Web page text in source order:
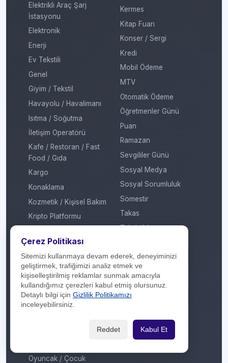
Elektrikli Araç Şarj
İstasyonu
Elektronik
Enerji
Ev Tekstili
Genel
Giyim / Tekstil
Havayolu / Havalimanı
Isıtma / Soğutma
İletişim Operatörü
Kafe / Restoran / Fast
Food / Gıda
Kargo
Konaklama
Kozmetik / Kişisel Bakım
Kripto Platformu
Kültür / Sanat
Market
Mobil Uygulama
Mobilya / Dekorasyon
Mutfak Gereçleri /
Oyuncak / Çocuk
Kermes
Kitap Fuarı
Konser / Sergi
Kredi
Mobil Ödeme
MTV
Otomatik Ödeme
Öğretmenler Günü
Puan
Ramazan
Sevgililer Günü
Sosyal Medya
Sosyal Sorumluluk
Sömestir
Takas
Taksit Atlat
Tiyatro / Müzikal
Vergi Ödeme
Yarışma
Yılbaşı
Çerez Politikası
Sitemizi kullanmaya devam ederek, deneyiminizi
geliştirmek, trafiğimizi analiz etmek ve
kişiselleştirilmiş reklamlar sunmak amacıyla
kullandığımız çerezleri kabul etmiş olursunuz.
Detaylı bilgi için Gizlilik Politikamızı
inceleyebilirsiniz.
Reddet Kabul Et